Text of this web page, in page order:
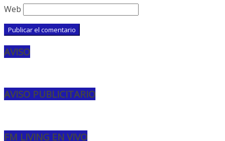
Web
AVISO
AVISO PUBLICITARIO
FM LIVING EN VIVO